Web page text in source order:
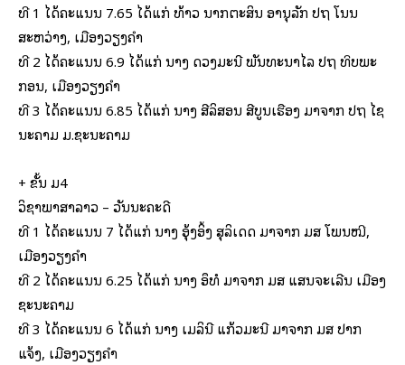
ທີ 1 ໄດ້ຄະແນນ 7.65 ໄດ້ແກ່ ທ້າວ ນາກຕະສິນ ອານຸລັກ ປຖ ໂນນ
ສະຫວ່າງ, ເມືອງວຽງຄຳ
ທີ 2 ໄດ້ຄະແນນ 6.9 ໄດ້ແກ່ ນາງ ດວງມະນີ ພັນທະນາໄລ ປຖ ທິບພະ
ກອນ, ເມືອງວຽງຄຳ
ທີ 3 ໄດ້ຄະແນນ 6.85 ໄດ້ແກ່ ນາງ ສີລິສອນ ສີບູນເຮືອງ ມາຈາກ ປຖ ໄຊ
ນະຄາມ ມ.ຊະນະຄາມ
+ ຂັ້ນ ມ4
ວິຊາພາສາລາວ – ວັນນະຄະດີ
ທີ 1 ໄດ້ຄະແນນ 7 ໄດ້ແກ່ ນາງ ອຸ້ງອິ້ງ ສຸລິເດດ ມາຈາກ ມສ ໂພນໝີ,
ເມືອງວຽງຄຳ
ທີ 2 ໄດ້ຄະແນນ 6.25 ໄດ້ແກ່ ນາງ ອຶທໍ ມາຈາກ ມສ ແສນຈະເລີນ ເມືອງ
ຊະນະຄາມ
ທີ 3 ໄດ້ຄະແນນ 6 ໄດ້ແກ່ ນາງ ເມລິນີ ແກ້ວມະນີ ມາຈາກ ມສ ປາກ
ແຈ້ງ, ເມືອງວຽງຄຳ